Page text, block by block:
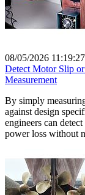
08/05/2026 11:19:27
Detect Motor Slip
Measurement
By simply
against design
engineers can
power loss without